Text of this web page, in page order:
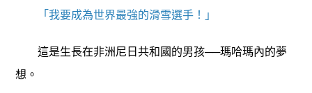
「我要成為世界最強的滑雪選手！」
這是生長在非洲尼日共和國的男孩──瑪哈瑪內的夢
想。